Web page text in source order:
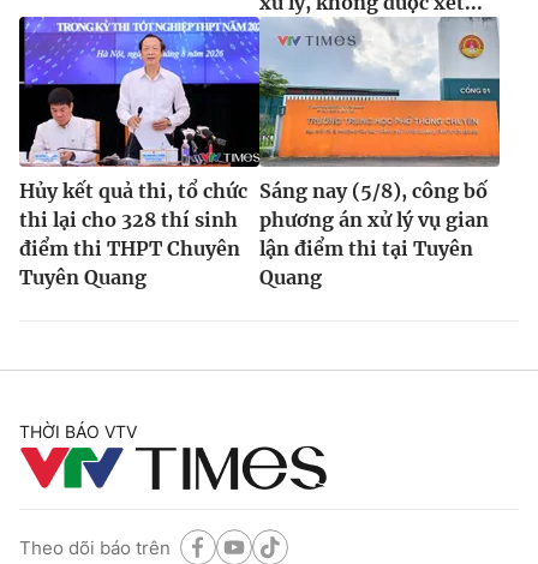
Hủy kết quả thi, tổ chức
thi lại cho 328 thí sinh
điểm thi THPT Chuyên
Tuyên Quang
Sáng nay (5/8), công bố
phương án xử lý vụ gian
lận điểm thi tại Tuyên
Quang
THỜI BÁO VTV
Theo dõi báo trên